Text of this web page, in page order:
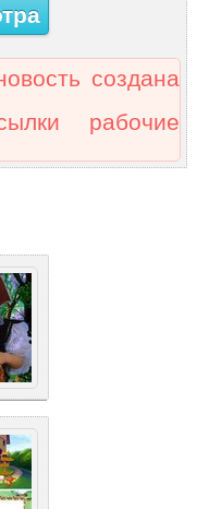
создана
рабочие